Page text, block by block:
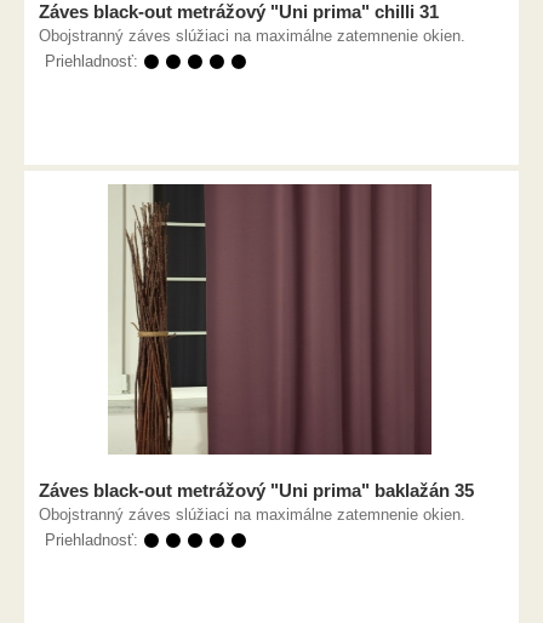
Záves black-out metrážový "Uni prima" chilli 31
Obojstranný záves slúžiaci na maximálne zatemnenie okien.
Priehladnosť: ⚫ ⚫ ⚫ ⚫ ⚫
Záves black-out metrážový "Uni prima" baklažán 35
Obojstranný záves slúžiaci na maximálne zatemnenie okien.
Priehladnosť: ⚫ ⚫ ⚫ ⚫ ⚫